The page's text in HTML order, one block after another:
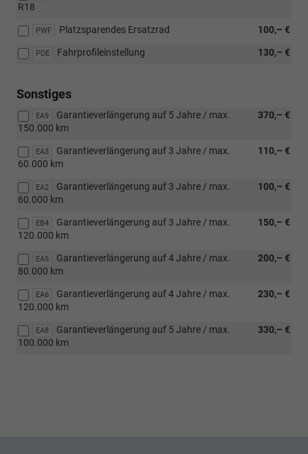
R18
PWF 100,– €
Platzsparendes Ersatzrad
PDE 130,– €
Fahrprofileinstellung
Sonstiges
EA9 370,– €
Garantieverlängerung auf 5 Jahre / max.
150.000 km
EA3 110,– €
Garantieverlängerung auf 3 Jahre / max.
60.000 km
EA2 100,– €
Garantieverlängerung auf 3 Jahre / max.
60.000 km
EB4 150,– €
Garantieverlängerung auf 3 Jahre / max.
120.000 km
EA5 200,– €
Garantieverlängerung auf 4 Jahre / max.
80.000 km
EA6 230,– €
Garantieverlängerung auf 4 Jahre / max.
120.000 km
EA8 330,– €
Garantieverlängerung auf 5 Jahre / max.
100.000 km